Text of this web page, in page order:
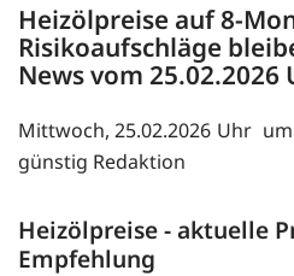
Heizölpreise auf 8-
Risikoaufschläge
News vom 25.02.2026
Mittwoch, 25.02.2026
günstig Redaktion
Heizölpreise - aktuelle
Empfehlung